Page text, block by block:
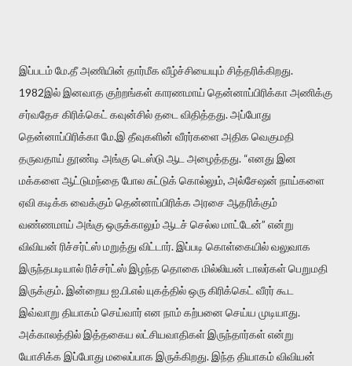
இப்படம் மே.தீ அணியின் தார்மீக வீழ்ச்சியையும் சித்தரிக்கிறது.
1982இல் இனவாத குற்றங்கள் காரணமாய் தென்னாப்பிரிக்கா அணிக்கு
சர்வதேச கிரிக்கெட் கவுன்சில் தடை விதித்தது. அப்போது
தென்னாப்பிரிக்கா மே.இ தீவுகளின் வீரர்களை அதிக வெகுமதி
தருவதாய் தூண்டி அங்கு டெஸ்டு ஆட அழைத்தது. “எனது இன
மக்களை ஆட்டுமந்தை போல சுட்டுக் கொல்லும், அல்சேஷன் நாய்களை
ஏவி கடிக்க வைக்கும் தென்னாப்பிரிக்க அரசை ஆதரிக்கும்
வண்ணமாய் அங்கு ஒருக்காலும் ஆடச் செல்ல மாட்டேன்” என்று
விவியன் ரிச்சர்ட்ஸ் மறுத்து விட்டார். இப்படி கொள்கையில் வலுவாக
இருந்தபடியால் ரிச்சர்ட்ஸ் இழந்த தொகை மில்லியன் டாலர்கள் பெறுமதி
இருக்கும். இன்றைய ஐ.பி.எல் யுகத்தில் ஒரு கிரிக்கெட் வீரர் கூட
இவ்வாறு தியாகம் செய்வார் என நாம் கற்பனை செய்ய முடியாது.
அக்காலத்தில் இத்தகைய லட்சியவாதிகள் இருந்தார்கள் என்று
யோசிக்க இப்போது மலைப்பாக இருக்கிறது. இந்த தியாகம் விவியன்